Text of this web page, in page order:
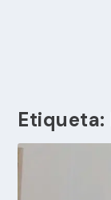
Etiqueta: